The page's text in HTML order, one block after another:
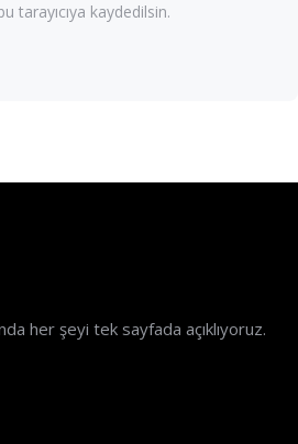
tarayıcıya kaydedilsin.
her şeyi tek sayfada açıklıyoruz.